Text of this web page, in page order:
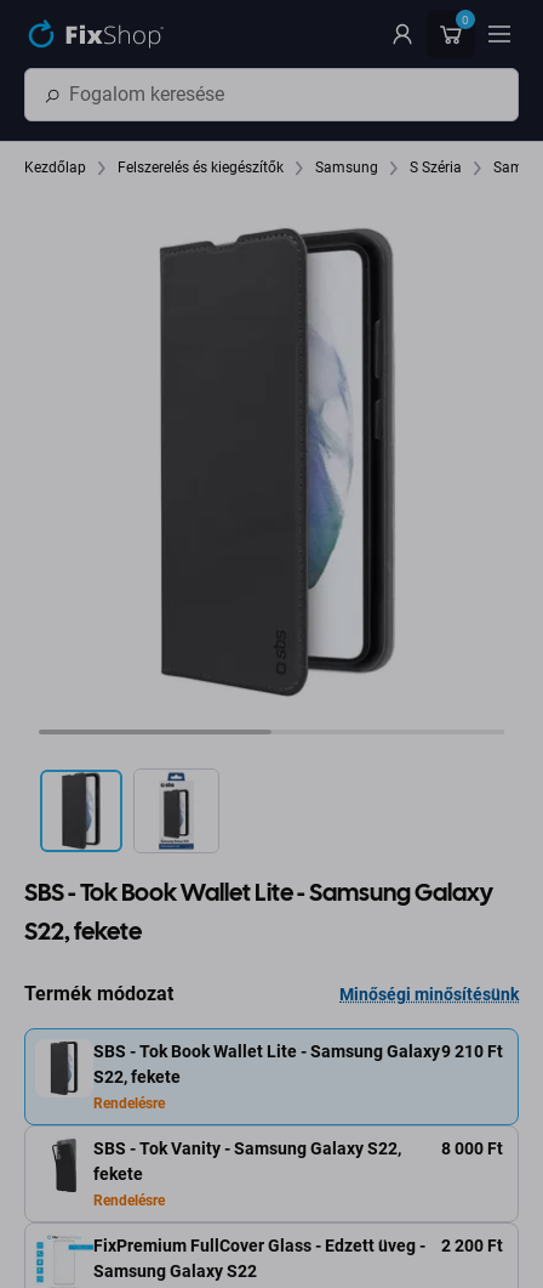
0
Kezdőlap Felszerelés és kiegészítők Samsung S Széria
SBS - Tok Book Wallet Lite - Samsung Galaxy
S22, fekete
Termék módozat Minőségi minősítésünk
SBS - Tok Vanity - Samsung Galaxy S22,
fekete
8 000 Ft
Rendelésre
FixPremium FullCover Glass - Edzett üveg -
Samsung Galaxy S22
2 200 Ft
SBS - Tok Book Wallet Lite - Samsung Galaxy
S22, fekete
9 210 Ft
Rendelésre